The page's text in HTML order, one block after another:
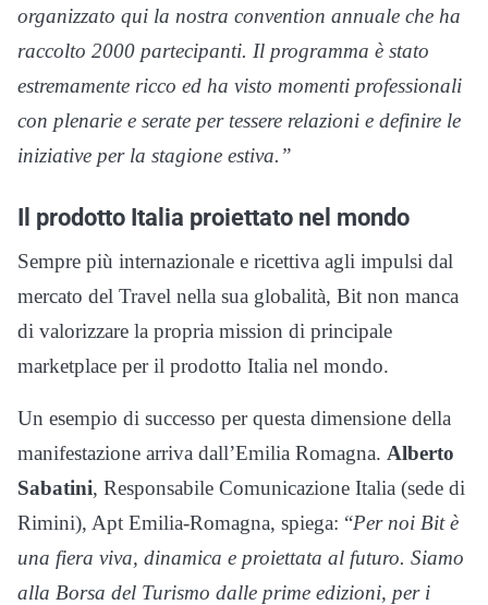
organizzato qui la nostra convention annuale che ha
raccolto 2000 partecipanti. Il programma è stato
estremamente ricco ed ha visto momenti professionali
con plenarie e serate per tessere relazioni e definire le
iniziative per la stagione estiva.”
Il prodotto Italia proiettato nel mondo
Sempre più internazionale e ricettiva agli impulsi dal
mercato del Travel nella sua globalità, Bit non manca
di valorizzare la propria mission di principale
marketplace per il prodotto Italia nel mondo.
Un esempio di successo per questa dimensione della
manifestazione arriva dall’Emilia Romagna. Alberto
Sabatini, Responsabile Comunicazione Italia (sede di
Rimini), Apt Emilia-Romagna, spiega: “Per noi Bit è
una fiera viva, dinamica e proiettata al futuro. Siamo
alla Borsa del Turismo dalle prime edizioni, per i